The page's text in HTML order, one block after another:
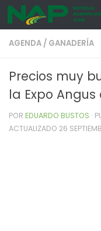
Skip to content
AGENDA / GANADERÍA
Precios muy
la Expo
POR EDUARDO BUSTOS ·
ACTUALIZADO 26